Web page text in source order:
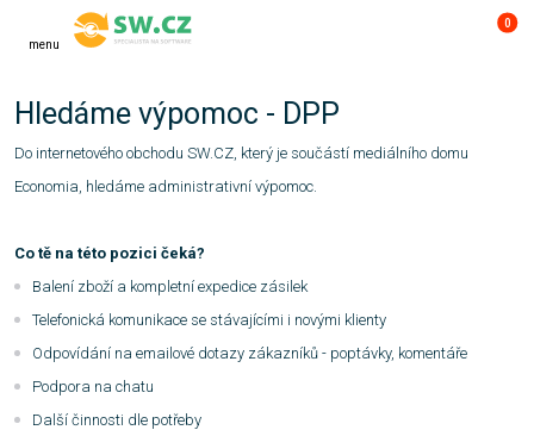
menu
0
Hledáme výpomoc - DPP
Do internetového obchodu SW.CZ, který je součástí mediálního domu
Economia, hledáme administrativní výpomoc.
Co tě na této pozici čeká?
Balení zboží a kompletní expedice zásilek
Telefonická komunikace se stávajícími i novými klienty
Odpovídání na emailové dotazy zákazníků - poptávky, komentáře
Podpora na chatu
Další činnosti dle potřeby